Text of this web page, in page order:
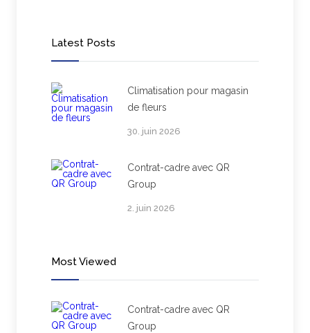
Latest Posts
Climatisation pour magasin
de fleurs
30. juin 2026
Contrat-cadre avec QR
Group
2. juin 2026
Most Viewed
Contrat-cadre avec QR
Group